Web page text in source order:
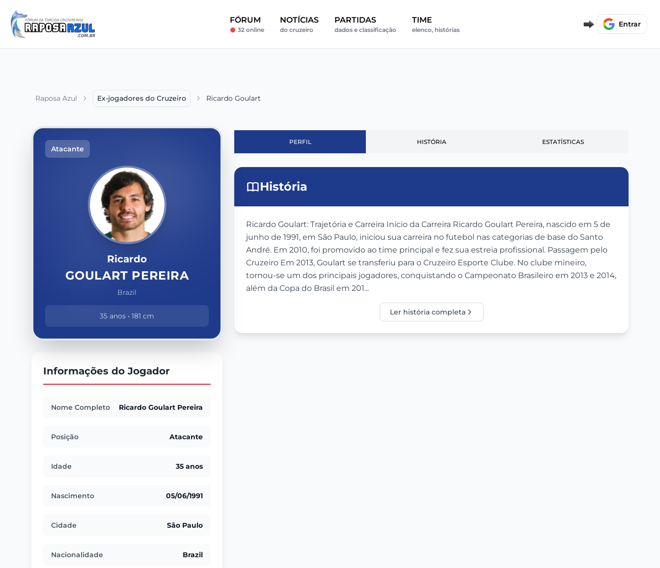
FÓRUM
32 online
NOTÍCIAS
do cruzeiro
PARTIDAS
dados e classificação
TIME
elenco, histórias
Entrar
Raposa Azul Ex-jogadores do Cruzeiro Ricardo Goulart
Atacante
Ricardo
GOULART PEREIRA
Brazil
35 anos • 181 cm
Informações do Jogador
Nome Completo Ricardo Goulart Pereira
Posição Atacante
Idade 35 anos
Nascimento 05/06/1991
Cidade São Paulo
Nacionalidade Brazil
PERFIL HISTÓRIA ESTATÍSTICAS
História
Ricardo Goulart: Trajetória e Carreira Início da Carreira Ricardo Goulart Pereira, nascido em 5 de
junho de 1991, em São Paulo, iniciou sua carreira no futebol nas categorias de base do Santo
André. Em 2010, foi promovido ao time principal e fez sua estreia profissional. Passagem pelo
Cruzeiro Em 2013, Goulart se transferiu para o Cruzeiro Esporte Clube. No clube mineiro,
tornou-se um dos principais jogadores, conquistando o Campeonato Brasileiro em 2013 e 2014,
além da Copa do Brasil em 201...
Ler história completa